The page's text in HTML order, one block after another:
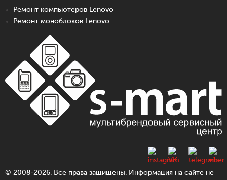
Ремонт компьютеров Lenovo
Ремонт моноблоков Lenovo
© 2008-2026. Все права защищены. Информация на сайте не